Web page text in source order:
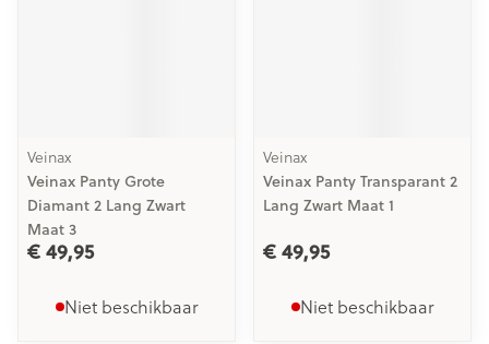
Veinax
Veinax Panty Grote
Diamant 2 Lang Zwart
Maat 3
€ 49,95
Niet beschikbaar
Veinax
Veinax Panty Transparant 2
Lang Zwart Maat 1
€ 49,95
Niet beschikbaar